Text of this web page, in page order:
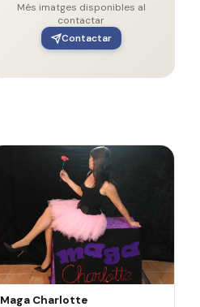
Més imatges disponibles al
contactar
Contactar
Maga Charlotte